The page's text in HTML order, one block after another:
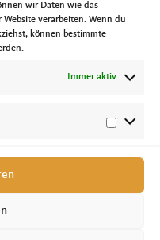
wir Daten wie das
verarbeiten. Wenn du
können bestimmte
Immer aktiv
CDU-Ortsverbandes Biederitz an
teilnahm.
weiteren Terminen in dieser
Sport tagte dann am
auch zwei Anhörungen auf der
Den Freitag verbrachte ich unter
Fall.